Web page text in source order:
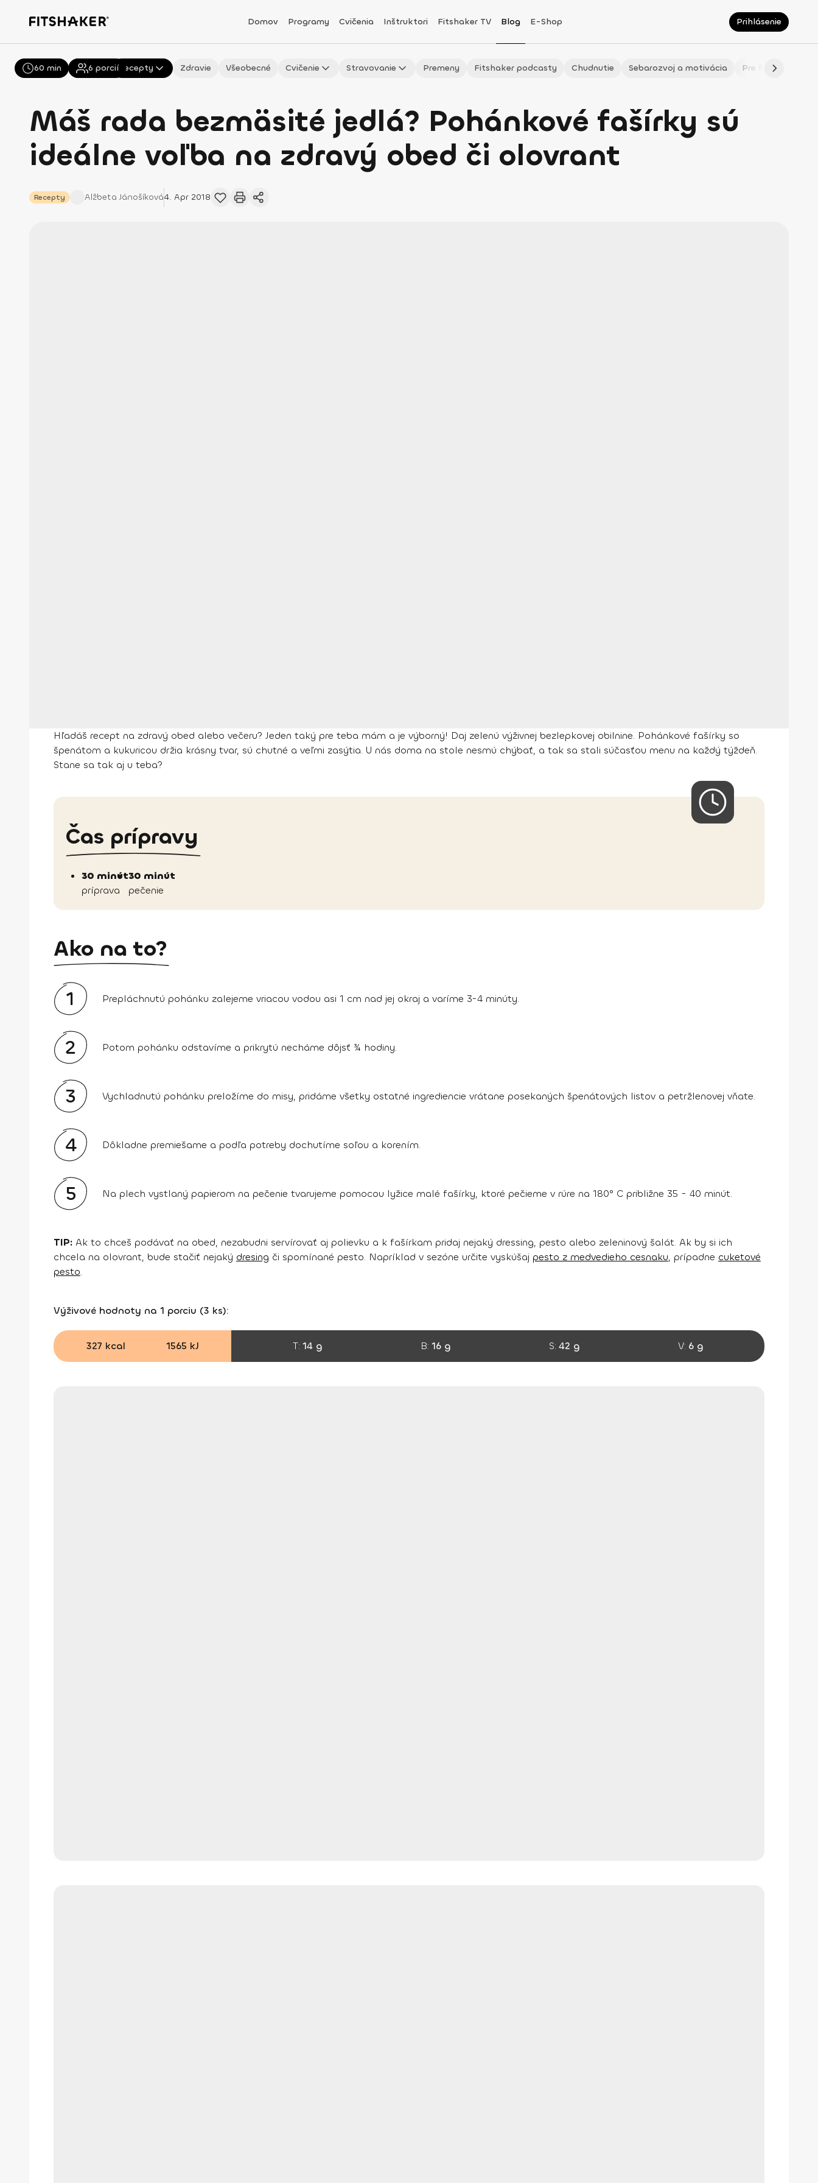
Domov Programy Cvičenia Inštruktori Fitshaker TV Blog E-Shop Prihlásenie
Všetky Recepty Zdravie Všeobecné Cvičenie Stravovanie Premeny Fitshaker podcasty Chudnutie Sebarozvoj a motivácia Pre fitmaminky
Máš rada bezmäsité jedlá? Pohánkové fašírky sú
ideálne voľba na zdravý obed či olovrant
Recepty Alžbeta Jánošíková4. Apr 2018
60 min 6 porcií
Hľadáš recept na zdravý obed alebo večeru? Jeden taký pre teba mám a je výborný! Daj zelenú výživnej bezlepkovej obilnine. Pohánkové fašírky so
špenátom a kukuricou držia krásny tvar, sú chutné a veľmi zasýtia. U nás doma na stole nesmú chýbať, a tak sa stali súčasťou menu na každý týždeň.
Stane sa tak aj u teba?
Čas prípravy
30 minút
príprava
30 minút
pečenie
Ako na to?
1 Prepláchnutú pohánku zalejeme vriacou vodou asi 1 cm nad jej okraj a varíme 3-4 minúty.
2 Potom pohánku odstavíme a prikrytú necháme dôjsť ¾ hodiny.
3 Vychladnutú pohánku preložíme do misy, pridáme všetky ostatné ingrediencie vrátane posekaných špenátových listov a petržlenovej vňate.
4 Dôkladne premiešame a podľa potreby dochutíme soľou a korením.
5 Na plech vystlaný papierom na pečenie tvarujeme pomocou lyžice malé fašírky, ktoré pečieme v rúre na 180° C približne 35 - 40 minút.
TIP: Ak to chceš podávať na obed, nezabudni servírovať aj polievku a k fašírkam pridaj nejaký dressing, pesto alebo zeleninový šalát. Ak by si ich
chcela na olovrant, bude stačiť nejaký dresing či spomínané pesto. Napríklad v sezóne určite vyskúšaj pesto z medvedieho cesnaku, prípadne cuketové
pesto.
Výživové hodnoty na 1 porciu (3 ks):
327 kcal 1565 kJ T: 14 g B: 16 g S: 42 g V: 6 g